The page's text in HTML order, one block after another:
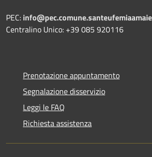
PEC:
Centralino Unico: +39 085 920116
Prenotazione appuntamento
Segnalazione disservizio
Leggi le FAQ
Richiesta assistenza